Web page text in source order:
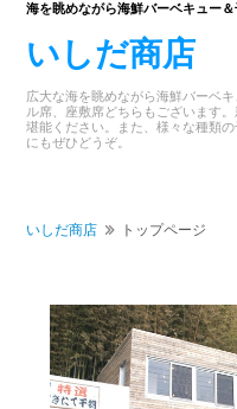
商店街
海を眺めながら海鮮バーベキュー
いしだ商店
広大な海を眺めながら海鮮バーベ
ル席、座敷席どちらもございます
堪能ください。また、様々な種類
にもぜひどうぞ。
いしだ商店
トップページ